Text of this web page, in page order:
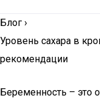
Блог ›
Уровень сахара в
рекомендации
Беременность – это